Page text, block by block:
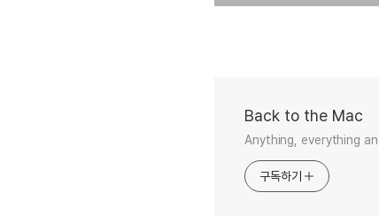
Back to the Mac
Anything, everything
구독하기